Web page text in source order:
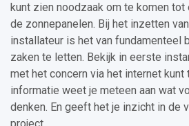
kunt zien noodzaak om te komen
de zonnepanelen. Bij het inzetten
installateur is het van fundamenteel
zaken te letten. Bekijk in eerste
met het concern via het internet kunt
informatie weet je meteen aan wat
denken. En geeft het je inzicht in de